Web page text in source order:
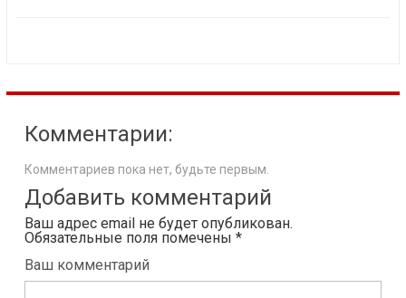
Комментарии:
Комментариев пока нет, будьте первым.
Добавить комментарий
Ваш адрес email не будет опубликован.
Обязательные поля помечены *
Ваш комментарий